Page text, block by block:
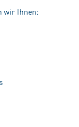
wir Ihnen: